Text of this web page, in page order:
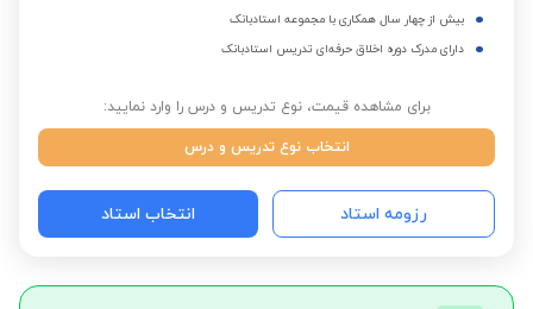
بیش از چهار سال همکاری با مجموعه استادبانک
دارای مدرک دوره اخلاق حرفه‌ای تدریس استادبانک
برای مشاهده قیمت، نوع تدریس و درس را وارد نمایید:
انتخاب نوع تدریس و درس
رزومه استاد انتخاب استاد